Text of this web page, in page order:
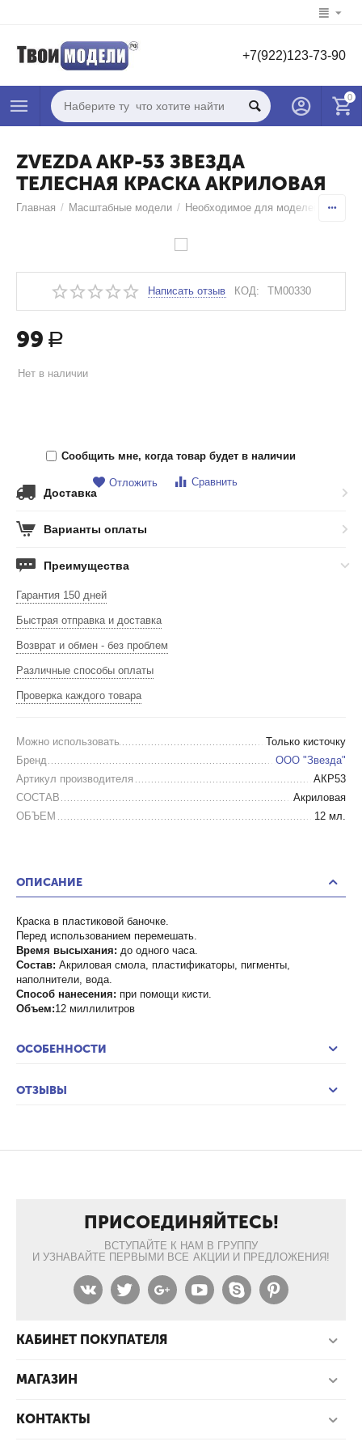
+7(922)123-73-90
0
ZVEZDA АКР-53 ЗВЕЗДА
ТЕЛЕСНАЯ КРАСКА АКРИЛОВАЯ
Главная / Масштабные модели / Необходимое для моделей
Написать отзыв КОД: TM00330
99 Р
Нет в наличии
Сообщить мне, когда товар будет в наличии
Отложить Сравнить
Доставка
Варианты оплаты
Преимущества
Гарантия 150 дней
Быстрая отправка и доставка
Возврат и обмен - без проблем
Различные способы оплаты
Проверка каждого товара
Можно использовать
Только кисточку
Бренд
ООО "Звезда"
Артикул производителя
АКР53
СОСТАВ
Акриловая
ОБЪЕМ
12 мл.
ОПИСАНИЕ
Краска в пластиковой баночке.
Перед использованием перемешать.
Время высыхания: до одного часа.
Состав: Акриловая смола, пластификаторы, пигменты,
наполнители, вода.
Способ нанесения: при помощи кисти.
Объем:12 миллилитров
ОСОБЕННОСТИ
ОТЗЫВЫ
ПРИСОЕДИНЯЙТЕСЬ!
ВСТУПАЙТЕ К НАМ В ГРУППУ
И УЗНАВАЙТЕ ПЕРВЫМИ ВСЕ АКЦИИ И ПРЕДЛОЖЕНИЯ!
КАБИНЕТ ПОКУПАТЕЛЯ
МАГАЗИН
КОНТАКТЫ